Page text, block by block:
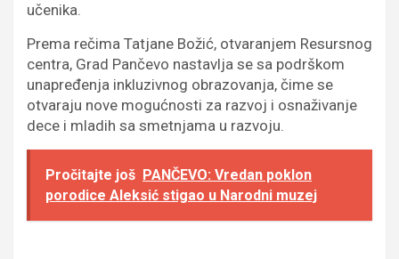
učenika.
Prema rečima Tatjane Božić, otvaranjem Resursnog
centra, Grad Pančevo nastavlja se sa podrškom
unapređenja inkluzivnog obrazovanja, čime se
otvaraju nove mogućnosti za razvoj i osnaživanje
dece i mladih sa smetnjama u razvoju.
Pročitajte još PANČEVO: Vredan poklon
porodice Aleksić stigao u Narodni muzej